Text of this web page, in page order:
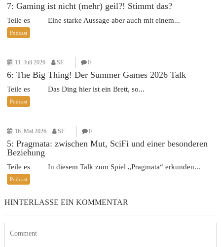
7: Gaming ist nicht (mehr) geil?! Stimmt das?
Teile es Eine starke Aussage aber auch mit einem...
Podcast
11. Juli 2026 SF 0
6: The Big Thing! Der Summer Games 2026 Talk
Teile es Das Ding hier ist ein Brett, so...
Podcast
16. Mai 2026 SF 0
5: Pragmata: zwischen Mut, SciFi und einer besonderen
Beziehung
Teile es In diesem Talk zum Spiel „Pragmata“ erkunden...
Podcast
HINTERLASSE EIN KOMMENTAR